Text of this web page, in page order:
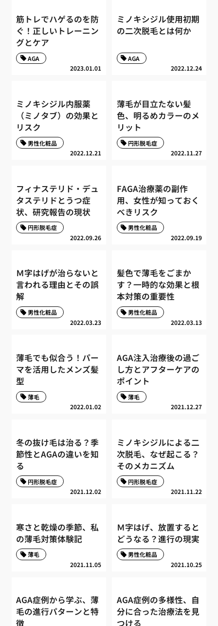
筋トレでハゲるのを防
ぐ！正しいトレーニン
グとケア
2023.01.01
AGA
ミノキシジル使用初期
の二次脱毛とは何か
2022.12.24
AGA
ミノキシジル内服薬
（ミノタブ）の効果と
リスク
2022.12.21
男性化粧品
薄毛が目立たない髪
色、明るめカラーのメ
リット
2022.11.27
円形脱毛症
フィナステリド・デュ
タステリドとうつ症
状、研究報告の現状
2022.09.26
円形脱毛症
FAGA治療薬の副作
用、女性が知っておく
べきリスク
2022.09.19
男性化粧品
Ｍ字はげが治らないと
言われる理由とその誤
解
2022.03.23
男性化粧品
髪色で薄毛をごまか
す？一時的な効果と根
本対策の重要性
2022.03.13
男性化粧品
薄毛でも似合う！パー
マを活用したメンズ髪
型
2022.01.02
薄毛
AGA注入治療後の過ご
し方とアフターケアの
ポイント
2021.12.27
薄毛
冬の抜け毛は治る？季
節性とAGAの違いを知
る
2021.12.02
円形脱毛症
ミノキシジルによる二
次脱毛、なぜ起こる？
そのメカニズム
2021.11.22
円形脱毛症
寒さと乾燥の季節、私
の薄毛対策体験記
2021.11.05
薄毛
Ｍ字はげ、放置すると
どうなる？進行の現実
2021.10.25
男性化粧品
AGA症例から学ぶ、薄
毛の進行パターンと特
徴
AGA症例の多様性、自
分に合った治療法を見
つける